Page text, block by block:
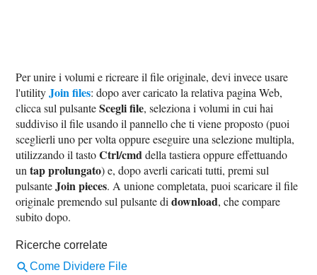
Per unire i volumi e ricreare il file originale, devi invece usare
l'utilityJoin files: dopo aver caricato la relativa pagina Web,
clicca sul pulsanteScegli file, seleziona i volumi in cui hai
suddiviso il file usando il pannello che ti viene proposto (puoi
sceglierli uno per volta oppure eseguire una selezione multipla,
utilizzando il tastoCtrl/cmd della tastiera oppure effettuando
untap prolungato) e, dopo averli caricati tutti, premi sul
pulsanteJoin pieces. A unione completata, puoi scaricare il file
originale premendo sul pulsante didownload, che compare
subito dopo.